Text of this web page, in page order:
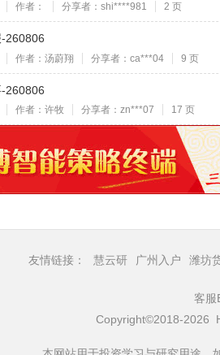
作者： 分享者：shi****981 2 页
260806
作者：汤蔚翔 分享者：ca***04 9 页
260806
作者：许牧 分享者：zn***07 17 页
友情链接： 慧云研 广州入户 潍坊
客服
Copyright©2018-2026